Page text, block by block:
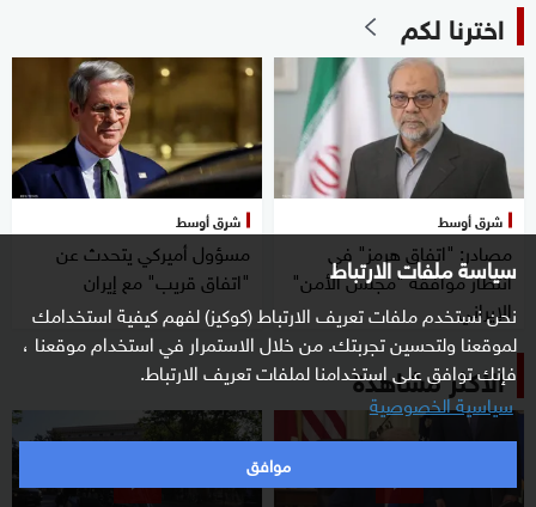
سياسة ملفات الارتباط
نحن نستخدم ملفات تعريف الارتباط (كوكيز) لفهم كيفية استخدامك
لموقعنا ولتحسين تجربتك. من خلال الاستمرار في استخدام موقعنا ،
فإنك توافق على استخدامنا لملفات تعريف الارتباط.
سياسية الخصوصية
موافق
اخترنا لكم
شرق أوسط
مصادر: "اتفاق هرمز" في
انتظار موافقة "مجلس الأمن"
الإيراني
شرق أوسط
مسؤول أميركي يتحدث عن
"اتفاق قريب" مع إيران
الأكثر مشاهدة